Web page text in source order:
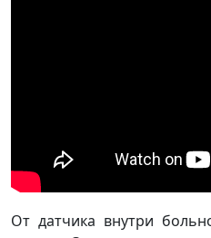
От датчика внутри